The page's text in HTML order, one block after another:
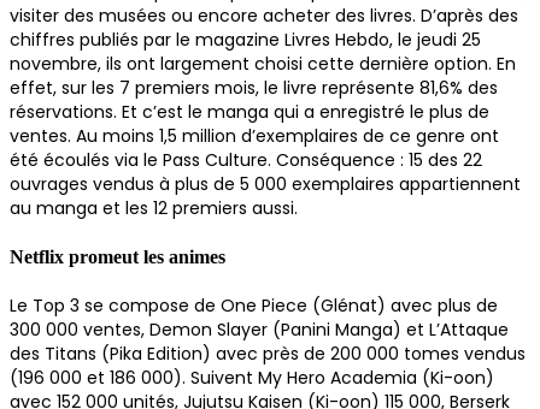
visiter des musées ou encore acheter des livres. D’après des
chiffres publiés par le magazine Livres Hebdo, le jeudi 25
novembre, ils ont largement choisi cette dernière option. En
effet, sur les 7 premiers mois, le livre représente 81,6% des
réservations. Et c’est le manga qui a enregistré le plus de
ventes. Au moins 1,5 million d’exemplaires de ce genre ont
été écoulés via le Pass Culture. Conséquence : 15 des 22
ouvrages vendus à plus de 5 000 exemplaires appartiennent
au manga et les 12 premiers aussi.
Netflix promeut les animes
Le Top 3 se compose de One Piece (Glénat) avec plus de
300 000 ventes, Demon Slayer (Panini Manga) et L’Attaque
des Titans (Pika Edition) avec près de 200 000 tomes vendus
(196 000 et 186 000). Suivent My Hero Academia (Ki-oon)
avec 152 000 unités, Jujutsu Kaisen (Ki-oon) 115 000, Berserk